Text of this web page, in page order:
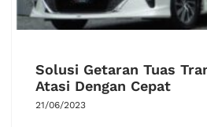
Solusi Getaran Tuas
Atasi Dengan Cepat
21/06/2023